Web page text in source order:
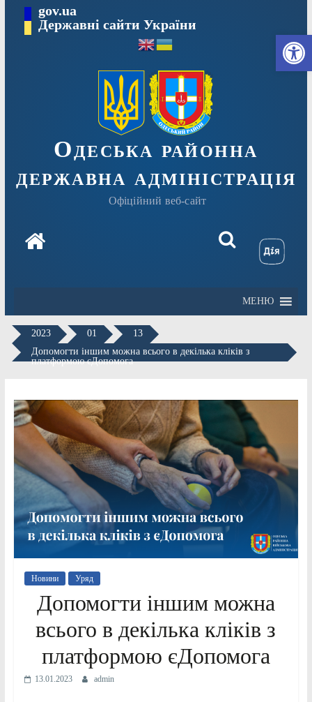
Перейтиgov.ua
Державні сайти України
Одеська районна
державна адміністрація
Офіційний веб-сайт
МЕНЮ
2023 01
13
Допомогти іншим можна всього в декілька кліків з
платформою єДопомога
Новини Уряд
Допомогти іншим можна
всього в декілька кліків з
платформою єДопомога
13.01.2023 admin